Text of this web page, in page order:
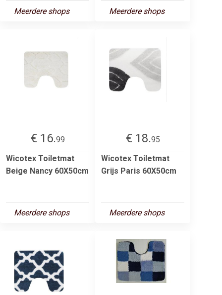
Meerdere shops Meerdere shops
€ 16.99
Wicotex Toiletmat
Beige Nancy 60X50cm
Meerdere shops
€ 18.95
Wicotex Toiletmat
Grijs Paris 60X50cm
Meerdere shops